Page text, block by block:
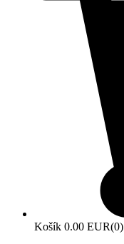
Košík 0.00 EUR(0)